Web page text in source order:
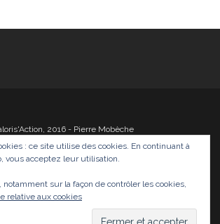
2016 - Pierre Mobèche
Divers Infos Médias
: ce site utilise des cookies. En continuant à
vous acceptez leur utilisation.
notamment sur la façon de contrôler les cookies,
relative aux cookies